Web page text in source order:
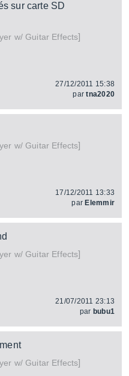
sur carte SD
w/ Guitar Effects]
27/12/2011 15:38
partna2020
w/ Guitar Effects]
17/12/2011 13:33
par Elemmir
w/ Guitar Effects]
21/07/2011 23:13
par bubu1
w/ Guitar Effects]